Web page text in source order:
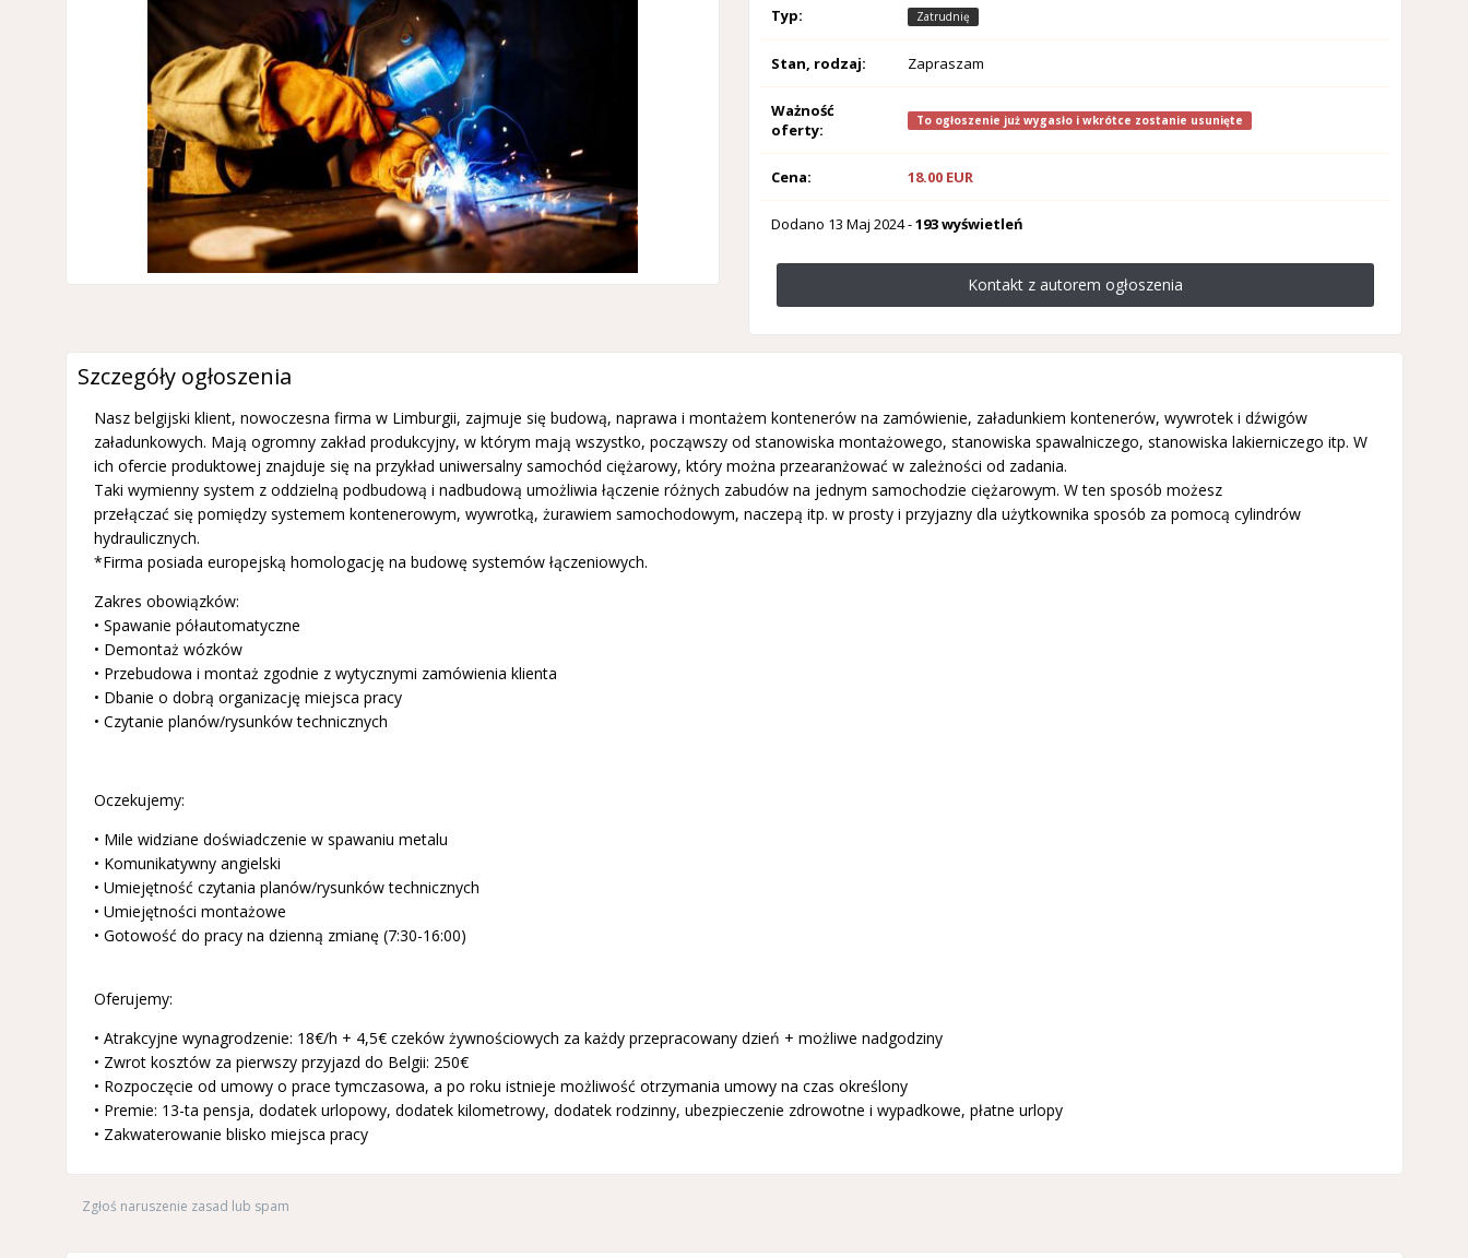
Typ: Zatrudnię
Stan, rodzaj: Zapraszam
Ważność
oferty:
To ogłoszenie już wygasło i wkrótce zostanie usunięte
Cena: 18.00 EUR
Dodano 13 Maj 2024-193 wyświetleń
Kontakt z autorem ogłoszenia
Szczegóły ogłoszenia
Nasz belgijski klient, nowoczesna firma w Limburgii, zajmuje się budową, naprawa i montażem kontenerów na zamówienie, załadunkiem kontenerów, wywrotek i dźwigów
załadunkowych. Mają ogromny zakład produkcyjny, w którym mają wszystko, począwszy od stanowiska montażowego, stanowiska spawalniczego, stanowiska lakierniczego itp. W
ich ofercie produktowej znajduje się na przykład uniwersalny samochód ciężarowy, który można przearanżować w zależności od zadania.
Taki wymienny system z oddzielną podbudową i nadbudową umożliwia łączenie różnych zabudów na jednym samochodzie ciężarowym. W ten sposób możesz
przełączać się pomiędzy systemem kontenerowym, wywrotką, żurawiem samochodowym, naczepą itp. w prosty i przyjazny dla użytkownika sposób za pomocą cylindrów
hydraulicznych.
*Firma posiada europejską homologację na budowę systemów łączeniowych.
Zakres obowiązków:
• Spawanie półautomatyczne
• Demontaż wózków
• Przebudowa i montaż zgodnie z wytycznymi zamówienia klienta
• Dbanie o dobrą organizację miejsca pracy
• Czytanie planów/rysunków technicznych
Oczekujemy:
• Mile widziane doświadczenie w spawaniu metalu
• Komunikatywny angielski
• Umiejętność czytania planów/rysunków technicznych
• Umiejętności montażowe
• Gotowość do pracy na dzienną zmianę (7:30-16:00)
Oferujemy:
• Atrakcyjne wynagrodzenie: 18€/h + 4,5€ czeków żywnościowych za każdy przepracowany dzień + możliwe nadgodziny
• Zwrot kosztów za pierwszy przyjazd do Belgii: 250€
• Rozpoczęcie od umowy o prace tymczasowa, a po roku istnieje możliwość otrzymania umowy na czas określony
• Premie: 13-ta pensja, dodatek urlopowy, dodatek kilometrowy, dodatek rodzinny, ubezpieczenie zdrowotne i wypadkowe, płatne urlopy
• Zakwaterowanie blisko miejsca pracy
Zgłoś naruszenie zasad lub spam